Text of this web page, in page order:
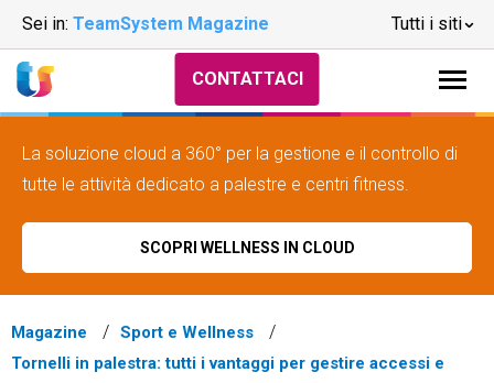
Sei in: TeamSystem Magazine Tutti i siti
CONTATTACI
La soluzione cloud a 360° per la gestione e il controllo di
tutte le attività dedicato a palestre e centri fitness.
SCOPRI WELLNESS IN CLOUD
Magazine
Sport e Wellness
Tornelli in palestra: tutti i vantaggi per gestire accessi e